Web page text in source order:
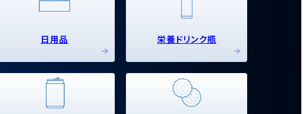
日用品 栄養ドリンク瓶